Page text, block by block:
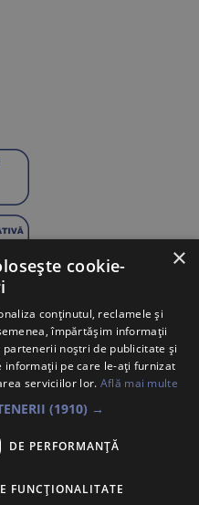
noi și promoții la mărcile
furnizate să fie
în vederea solicitării trimise.
×
cookie-
conținutul, reclamele și
împărtășim informații
noștri de publicitate și
informații pe care le-ați furnizat
serviciilor lor. Află mai multe
(1910) →
DE PERFORMANȚĂ
FUNCŢIONALITATE